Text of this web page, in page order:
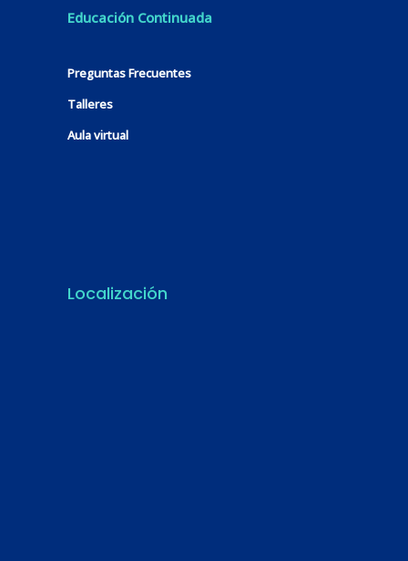
Educación Continuada
Preguntas Frecuentes
Talleres
Aula virtual
Localización